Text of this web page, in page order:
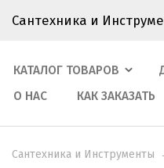
Сантехника и
КАТАЛОГ ТОВАРОВ
О НАС
КАК ЗАКАЗАТЬ
Сантехника и Инструменты